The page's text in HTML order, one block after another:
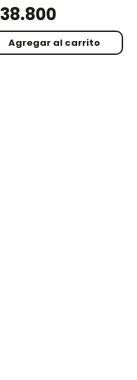
38.800
Agregar al carrito